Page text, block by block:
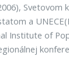
a
Institute of